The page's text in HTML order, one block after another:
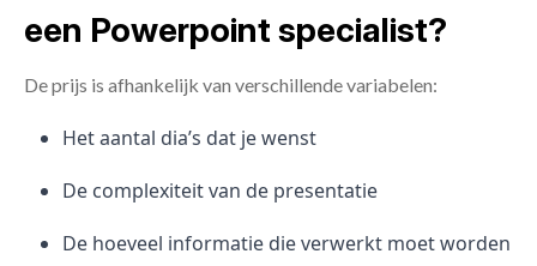
een Powerpoint specialist?
De prijs is afhankelijk van verschillende variabelen:
Het aantal dia’s dat je wenst
De complexiteit van de presentatie
De hoeveel informatie die verwerkt moet worden